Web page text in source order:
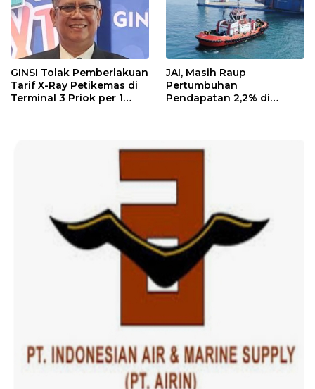
GINSI Tolak Pemberlakuan
Tarif X-Ray Petikemas di
Terminal 3 Priok per 1
JAI, Masih Raup
Pertumbuhan
Pendapatan 2,2% di